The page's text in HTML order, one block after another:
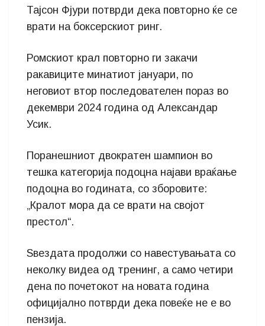
Тајсон Фјури потврди дека повторно ќе се
врати на боксерскиот ринг.
Ромскиот крал повторно ги закачи
ракавиците минатиот јануари, по
неговиот втор последователен пораз во
декември 2024 година од Александар
Усик.
Поранешниот двократен шампион во
тешка категорија подоцна најави враќање
подоцна во годината, со зборовите:
„Кралот мора да се врати на својот
престол“.
Ѕвездата продолжи со навестувањата со
неколку видеа од тренинг, а само четири
дена по почетокот на новата година
официјално потврди дека повеќе не е во
пензија.